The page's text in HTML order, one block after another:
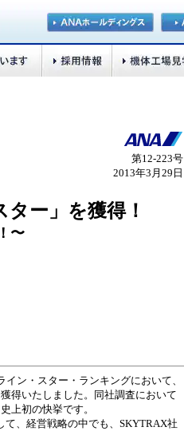
第12‐223号
2013年3月29日
ー」を獲得！
〜
ン・スター・ランキングにおいて、
得いたしました。同社調査において
上初の快挙です。
、経営戦略の中でも、SKYTRAX社